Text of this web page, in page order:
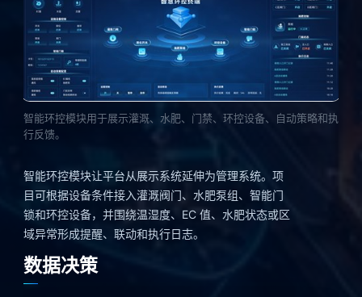
智能环控模块用于展示灌溉、水肥、门禁、环控设备、自动策略和执
行反馈。
智能环控模块让平台从展示系统延伸为管理系统。项
目可根据设备条件接入灌溉阀门、水肥泵组、智能门
锁和环控设备，并围绕温湿度、EC 值、水肥状态或区
域异常形成提醒、联动和执行日志。
数据决策